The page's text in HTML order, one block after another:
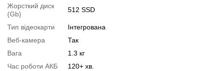
Специфікація, тести та технічні звіти
Специфікація процесора:
Тестування процесора:Intel Core i5-1245U
Жорсткий диск
(Gb)
512 SSD
Тип відеокарти
Інтегрована
Веб-камера
Так
Вага
1.3 кг
Час роботи АКБ
120+ хв.